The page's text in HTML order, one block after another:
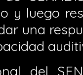
y luego
una
del